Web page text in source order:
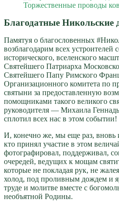
Торжественные проводы
Благодатные Никольские
Памятуя о благословенных
возблагодарим всех устроителей
исторического, вселенского
Святейшего Патриарха
Святейшего Папу Римского
Организационного комитета по
святыни за предоставленную
помощниками такого великого
руководителя — Михаила
сплотил всех нас в этом событии!
И, конечно же, мы еще раз, вновь
кто принял участие в этом
фотографировал, поддерживал,
очередей, ведущих к мощам
которые не покладая рук, не
холод, под проливным дождем и
труде и молитве вместе с
необъятной Родины.